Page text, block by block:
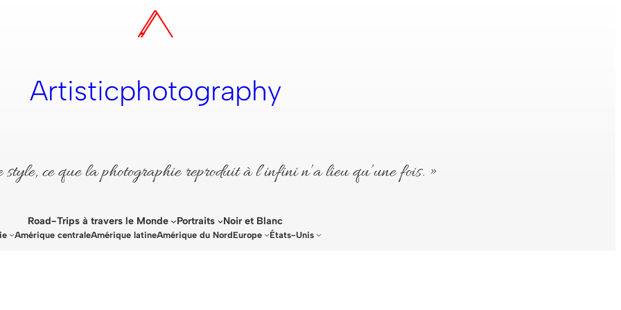
Artisticphotography
ce que la photographie reproduit à l’infini n’a lieu qu’une fois. »
Road-Trips à travers le Monde Portraits Noir et Blanc
Amérique centraleAmérique latineAmérique du NordEurope États-Unis